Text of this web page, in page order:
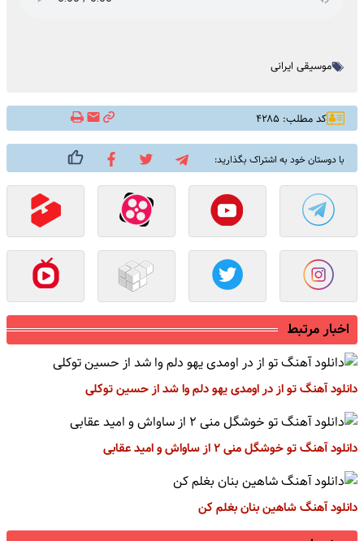
موسیقی ایرانی
کد مطلب: ۴۲۸۵
با دوستان خود به اشتراک بگذارید:
اخبار مرتبط
دانلود آهنگ تو از در اومدی یهو دلم وا شد از حسین توکلی
دانلود آهنگ تو خوشگل منی ۲ از ساواش و امید عقابی
دانلود آهنگ شاهین بنان بغلم کن